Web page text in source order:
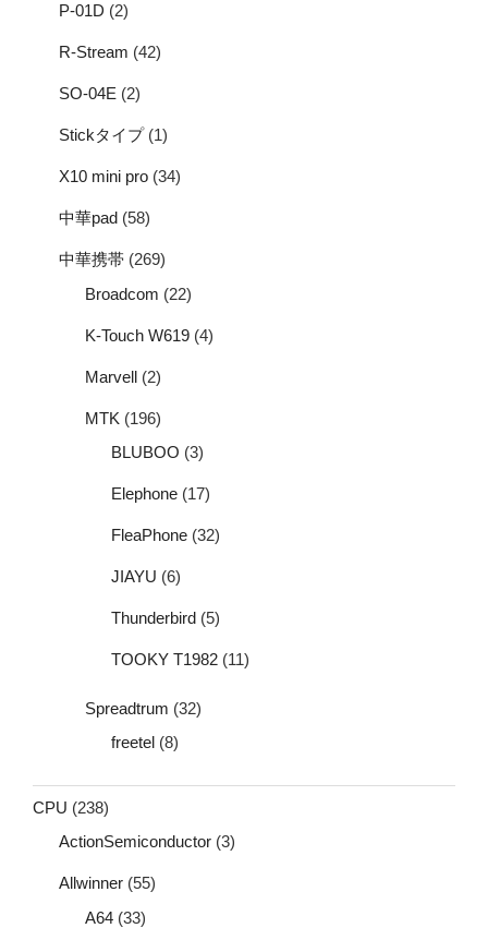
P-01D (2)
R-Stream (42)
SO-04E (2)
Stickタイプ(1)
X10 mini pro (34)
中華pad (58)
中華携帯 (269)
Broadcom (22)
K-Touch W619 (4)
Marvell (2)
MTK (196)
BLUBOO (3)
Elephone (17)
FleaPhone (32)
JIAYU (6)
Thunderbird (5)
TOOKY T1982 (11)
Spreadtrum (32)
freetel (8)
CPU (238)
ActionSemiconductor (3)
Allwinner (55)
A64 (33)